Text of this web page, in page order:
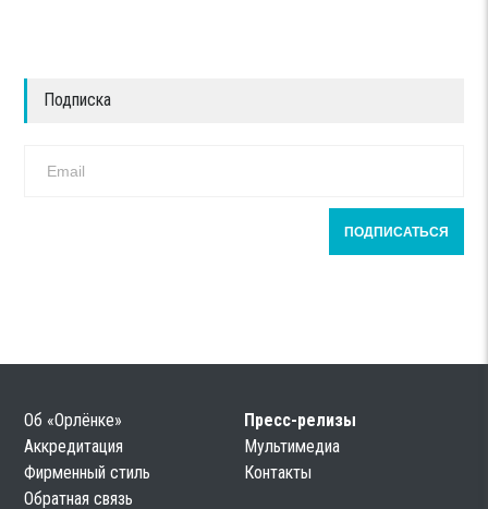
Подписка
Об «Орлёнке»
Пресс-релизы
Аккредитация
Мультимедиа
Фирменный стиль
Контакты
Обратная связь